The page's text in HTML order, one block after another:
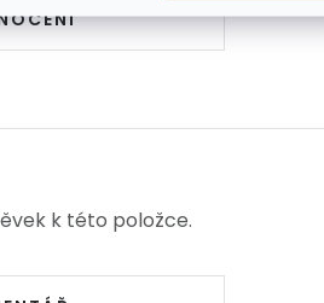
k této položce.